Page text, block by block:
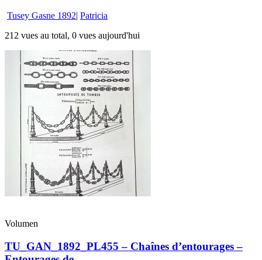
Tusey Gasne 1892| Patricia
212 vues au total, 0 vues aujourd'hui
Volumen
TU_GAN_1892_PL455 – Chaînes d’entourages –